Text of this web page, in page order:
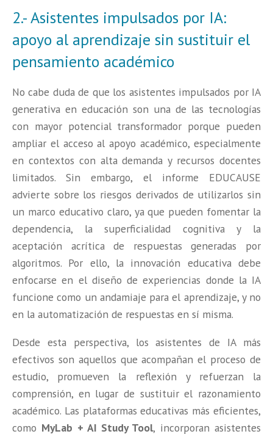
2.- Asistentes impulsados por IA:
apoyo al aprendizaje sin sustituir el
pensamiento académico
No cabe duda de que los asistentes impulsados por IA
generativa en educación son una de las tecnologías
con mayor potencial transformador porque pueden
ampliar el acceso al apoyo académico, especialmente
en contextos con alta demanda y recursos docentes
limitados. Sin embargo, el informe EDUCAUSE
advierte sobre los riesgos derivados de utilizarlos sin
un marco educativo claro, ya que pueden fomentar la
dependencia, la superficialidad cognitiva y la
aceptación acrítica de respuestas generadas por
algoritmos. Por ello, la innovación educativa debe
enfocarse en el diseño de experiencias donde la IA
funcione como un andamiaje para el aprendizaje, y no
en la automatización de respuestas en sí misma.
Desde esta perspectiva, los asistentes de IA más
efectivos son aquellos que acompañan el proceso de
estudio, promueven la reflexión y refuerzan la
comprensión, en lugar de sustituir el razonamiento
académico. Las plataformas educativas más eficientes,
como MyLab + AI Study Tool, incorporan asistentes